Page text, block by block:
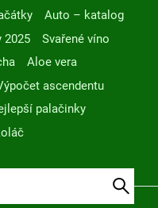
Auto – katalog
2025
Svařené víno
Aloe vera
ascendentu
palačinky